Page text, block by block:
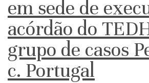
em sede de
acórdão do
grupo de casos
c. Portugal